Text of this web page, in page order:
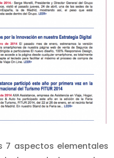
7 aspectos elementales